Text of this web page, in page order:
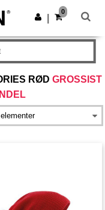
Last ned app
0
RØD GROSSIST